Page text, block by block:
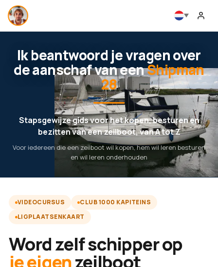
Ik beantwoord je vragen over
de aanschaf van eenShipman
28
Stapsgewijze gids voor het kopen, besturen en
bezitten van een zeilboot, van A tot Z
Voor iedereen die een zeilboot wil kopen, hem wil leren besturen
en wil leren onderhouden
VIDEOCURSUS
CLUB 1000 KAPITEINS
LIGPLAATSENKAART
Word zelf schipper op
je eigenzeilboot